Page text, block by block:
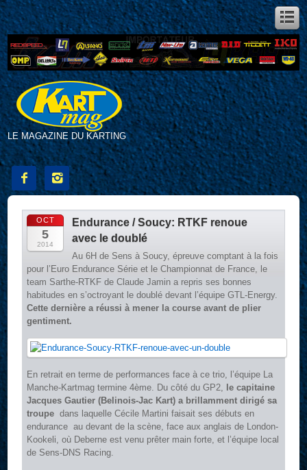
LE MAGAZINE DU KARTING
 
OCT
5
2014
Endurance / Soucy: RTKF renoue
avec le doublé
Au 6H de Sens à Soucy, épreuve comptant à la fois
pour l’Euro Endurance Série et le Championnat de France, le
team Sarthe-RTKF de Claude Jamin a repris ses bonnes
habitudes en s’octroyant le doublé devant l’équipe GTL-Energy.
Cette dernière a réussi à mener la course avant de plier
gentiment.
En retrait en terme de performances face à ce trio, l’équipe La
Manche-Kartmag termine 4ème. Du côté du GP2, le capitaine
Jacques Gautier (Belinois-Jac Kart) a brillamment dirigé sa
troupe  dans laquelle Cécile Martini faisait ses débuts en
endurance  au devant de la scène, face aux anglais de London-
Kookeli, où Deberne est venu prêter main forte, et l’équipe local
de Sens-DNS Racing.